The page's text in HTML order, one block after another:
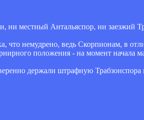
ни местный Антальяспор, ни заезжий
что немудрено, ведь Скорпионам, в
положения - на момент начала
держали штрафную Трабзонспора